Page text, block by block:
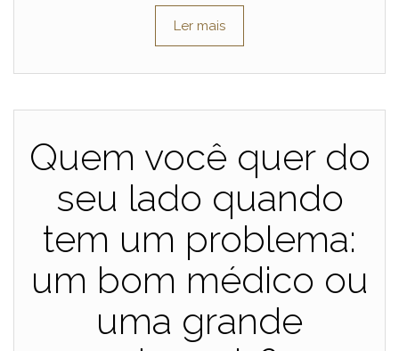
Ler mais
Quem você quer do
seu lado quando
tem um problema:
um bom médico ou
uma grande